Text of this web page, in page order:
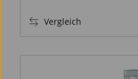
Vergleich